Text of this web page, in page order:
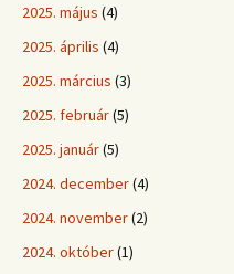
2025. május (4)
2025. április (4)
2025. március (3)
2025. február(5)
2025. január(5)
2024. december(4)
2024. november(2)
2024. október(1)